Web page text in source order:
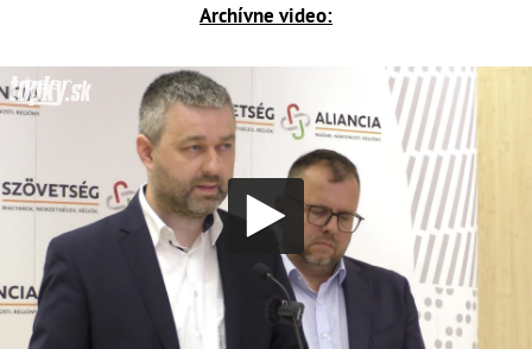
Archívne video: